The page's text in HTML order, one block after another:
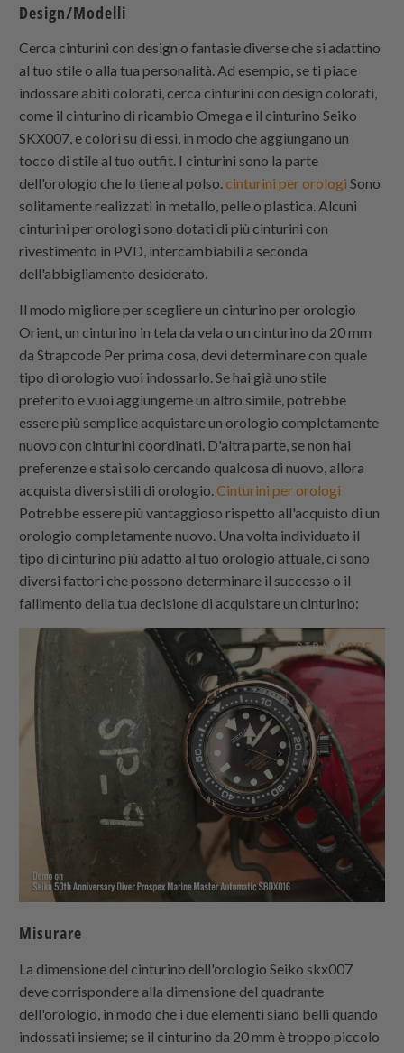
Design/Modelli
Cerca cinturini con design o fantasie diverse che si adattino
al tuo stile o alla tua personalità. Ad esempio, se ti piace
indossare abiti colorati, cerca cinturini con design colorati,
come il cinturino di ricambio Omega e il cinturino Seiko
SKX007, e colori su di essi, in modo che aggiungano un
tocco di stile al tuo outfit. I cinturini sono la parte
dell'orologio che lo tiene al polso.cinturini per orologi Sono
solitamente realizzati in metallo, pelle o plastica. Alcuni
cinturini per orologi sono dotati di più cinturini con
rivestimento in PVD, intercambiabili a seconda
dell'abbigliamento desiderato.
Il modo migliore per scegliere un cinturino per orologio
Orient, un cinturino in tela da vela o un cinturino da 20 mm
daStrapcode Per prima cosa, devi determinare con quale
tipo di orologio vuoi indossarlo. Se hai già uno stile
preferito e vuoi aggiungerne un altro simile, potrebbe
essere più semplice acquistare un orologio completamente
nuovo con cinturini coordinati. D'altra parte, se non hai
preferenze e stai solo cercando qualcosa di nuovo, allora
acquista diversi stili di orologio.Cinturini per orologi
Potrebbe essere più vantaggioso rispetto all'acquisto di un
orologio completamente nuovo. Una volta individuato il
tipo di cinturino più adatto al tuo orologio attuale, ci sono
diversi fattori che possono determinare il successo o il
fallimento della tua decisione di acquistare un cinturino:
Misurare
La dimensione del cinturino dell'orologio Seiko skx007
deve corrispondere alla dimensione del quadrante
dell'orologio, in modo che i due elementi siano belli quando
indossati insieme; se il cinturino da 20 mm è troppo piccolo